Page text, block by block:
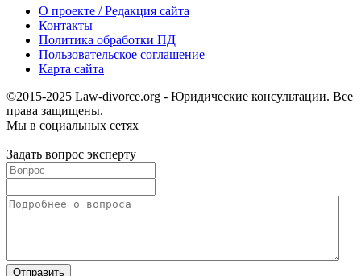
О проекте / Редакция сайта
Контакты
Политика обработки ПД
Пользовательское соглашение
Карта сайта
©2015-2025 Law-divorce.org - Юридические консультации. Все
права защищены.
Мы в социальных сетях
Задать вопрос эксперту